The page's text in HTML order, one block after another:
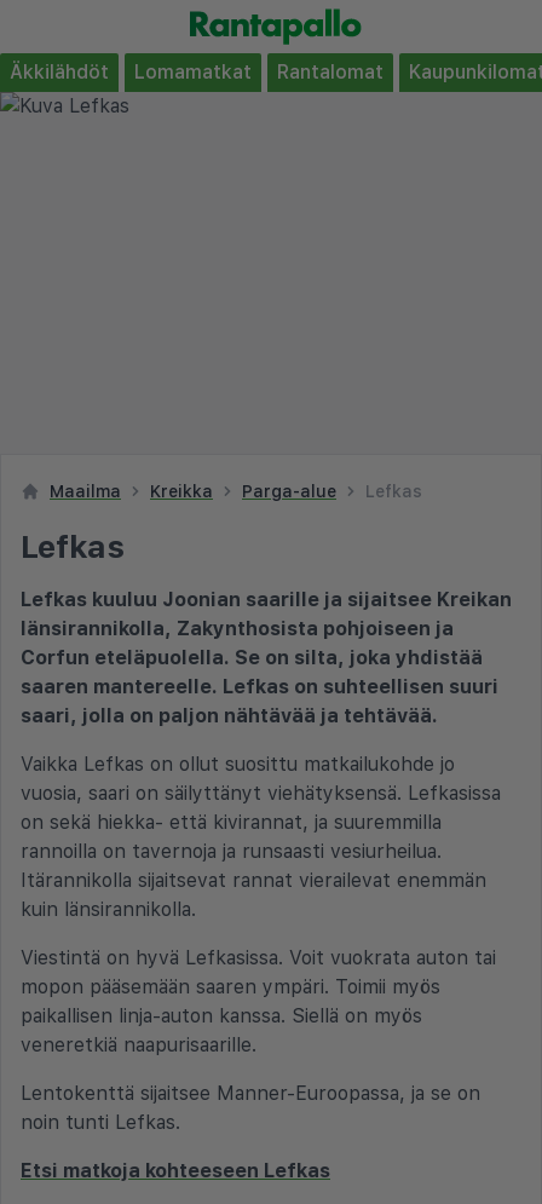
Äkkilähdöt Lomamatkat Rantalomat
Maailma Kreikka Parga-alue Lefkas
Lefkas
Lefkas kuuluu Joonian saarille ja sijaitsee Kreikan
länsirannikolla, Zakynthosista pohjoiseen ja
Corfun eteläpuolella. Se on silta, joka yhdistää
saaren mantereelle. Lefkas on suhteellisen suuri
saari, jolla on paljon nähtävää ja tehtävää.
Vaikka Lefkas on ollut suosittu matkailukohde jo
vuosia, saari on säilyttänyt viehätyksensä. Lefkasissa
on sekä hiekka- että kivirannat, ja suuremmilla
rannoilla on tavernoja ja runsaasti vesiurheilua.
Itärannikolla sijaitsevat rannat vierailevat enemmän
kuin länsirannikolla.
Viestintä on hyvä Lefkasissa. Voit vuokrata auton tai
mopon pääsemään saaren ympäri. Toimii myös
paikallisen linja-auton kanssa. Siellä on myös
veneretkiä naapurisaarille.
Lentokenttä sijaitsee Manner-Euroopassa, ja se on
noin tunti Lefkas.
Etsi matkoja kohteeseen Lefkas